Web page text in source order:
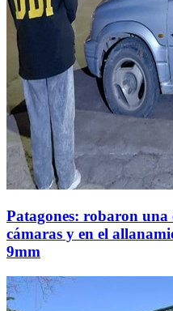
Patagones: robaron una
cámaras y en el
9mm